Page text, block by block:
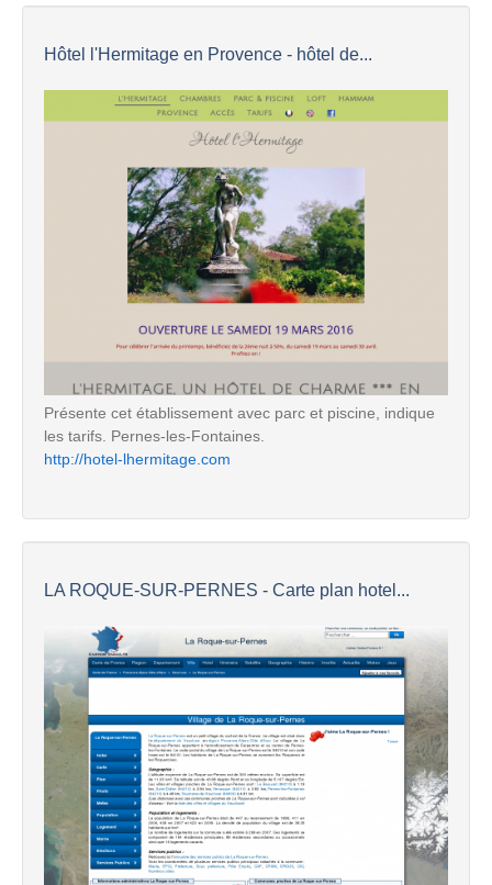
Hôtel l'Hermitage en Provence - hôtel de...
Présente cet établissement avec parc et piscine, indique
les tarifs. Pernes-les-Fontaines.
http://hotel-lhermitage.com
LA ROQUE-SUR-PERNES - Carte plan hotel...